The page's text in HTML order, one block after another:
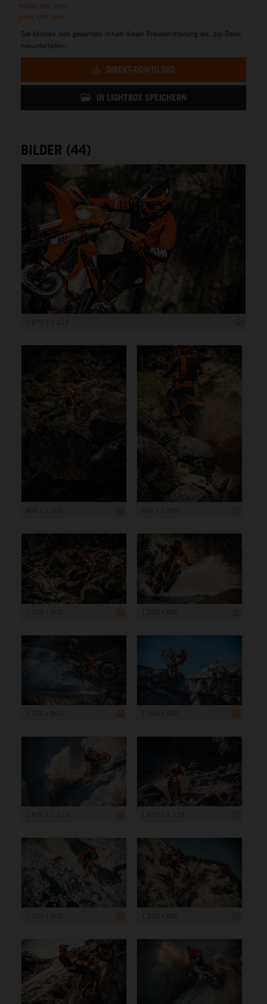
media.ktm.com
press.ktm.com
Sie können den gesamten Inhalt dieser Pressemitteilung als .zip-Datei
herunterladen:
DIREKT-DOWNLOAD
IN LIGHTBOX SPEICHERN
BILDER (44)